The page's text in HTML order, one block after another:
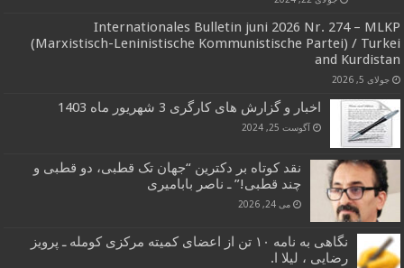
Internationales Bulletin juni 2026 Nr. 274 – MLKP
(Marxistisch-Leninistische Kommunistische Partei) / Turkei
and Kurdistan
جولای 5, 2026
اخبار و گزارش های کارگری 3 شهریور ماه 1403
آگوست 25, 2024
نقد کوتاه بر دکترین “جهان تک قطبی، دو قطبی و
چند قطبی!” ـ ناصر بابامیری
می 24, 2026
نگاهی به نامه ۱۰ تن از اعضای کمیته مرکزی کومله ـ پرویز
رضایی ، لیلا ا.